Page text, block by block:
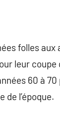
folles aux
leur
60 à
l’époque.